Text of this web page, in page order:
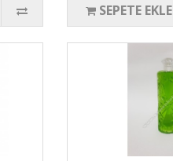
SEPETE EKLE